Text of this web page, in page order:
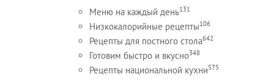
Меню на каждый день131
Низкокалорийные рецепты106
Рецепты для постного стола642
Готовим быстро и вкусно348
Рецепты национальной кухни575